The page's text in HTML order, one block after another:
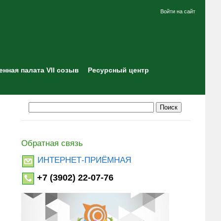
Войти на сайт
палата VII созыв Ресурсный центр
Обратная связь
ИНТЕРНЕТ-ПРИЁМНАЯ
+7 (3902) 22-07-76